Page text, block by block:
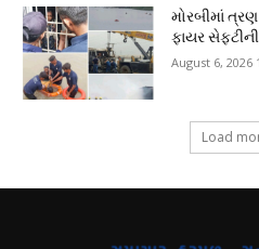
મોરબીમાં
ફાયર
August 6, 2026
Load